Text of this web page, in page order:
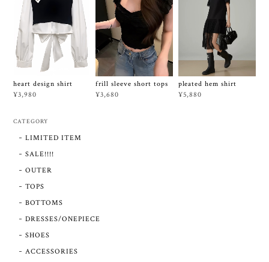
heart design shirt
¥3,980
frill sleeve short tops
¥3,680
pleated hem shirt
¥5,880
CATEGORY
LIMITED ITEM
SALE!!!!
OUTER
TOPS
BOTTOMS
DRESSES/ONEPIECE
SHOES
ACCESSORIES